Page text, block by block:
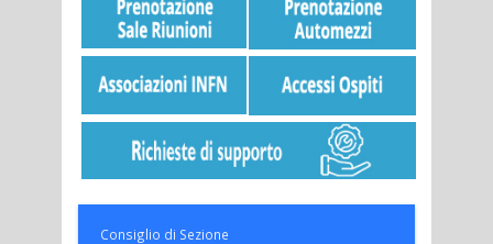
Consiglio di Sezione